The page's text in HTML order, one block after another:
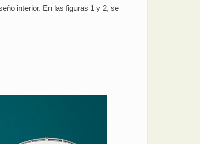
interior. En las figuras 1 y 2, se